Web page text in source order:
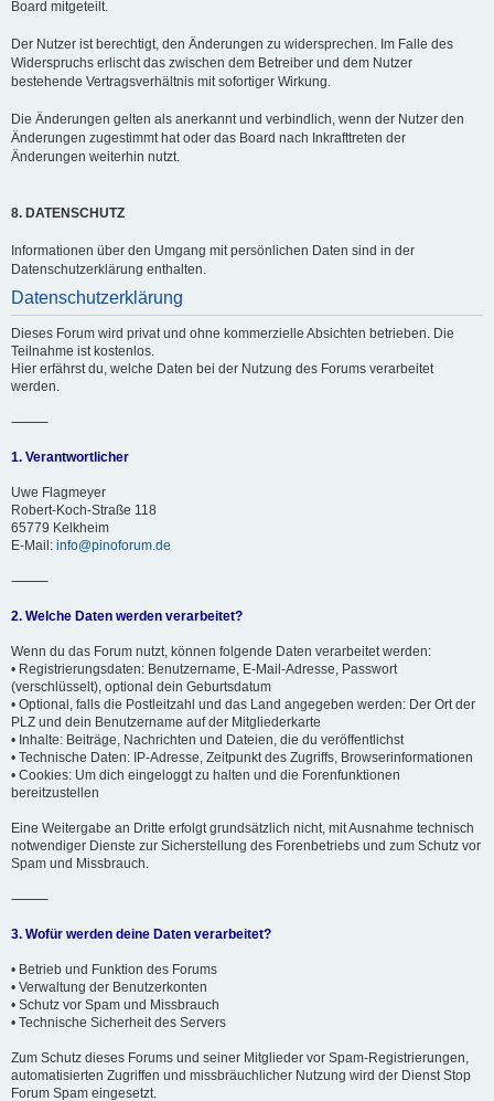
Board mitgeteilt.
Der Nutzer ist berechtigt, den Änderungen zu widersprechen. Im Falle des
Widerspruchs erlischt das zwischen dem Betreiber und dem Nutzer
bestehende Vertragsverhältnis mit sofortiger Wirkung.
Die Änderungen gelten als anerkannt und verbindlich, wenn der Nutzer den
Änderungen zugestimmt hat oder das Board nach Inkrafttreten der
Änderungen weiterhin nutzt.
8. DATENSCHUTZ
Informationen über den Umgang mit persönlichen Daten sind in der
Datenschutzerklärung enthalten.
Datenschutzerklärung
Dieses Forum wird privat und ohne kommerzielle Absichten betrieben. Die
Teilnahme ist kostenlos.
Hier erfährst du, welche Daten bei der Nutzung des Forums verarbeitet
werden.
⸻
1. Verantwortlicher
Uwe Flagmeyer
Robert-Koch-Straße 118
65779 Kelkheim
E-Mail: info@pinoforum.de
⸻
2. Welche Daten werden verarbeitet?
Wenn du das Forum nutzt, können folgende Daten verarbeitet werden:
• Registrierungsdaten: Benutzername, E-Mail-Adresse, Passwort
(verschlüsselt), optional dein Geburtsdatum
• Optional, falls die Postleitzahl und das Land angegeben werden: Der Ort der
PLZ und dein Benutzername auf der Mitgliederkarte
• Inhalte: Beiträge, Nachrichten und Dateien, die du veröffentlichst
• Technische Daten: IP-Adresse, Zeitpunkt des Zugriffs, Browserinformationen
• Cookies: Um dich eingeloggt zu halten und die Forenfunktionen
bereitzustellen
Eine Weitergabe an Dritte erfolgt grundsätzlich nicht, mit Ausnahme technisch
notwendiger Dienste zur Sicherstellung des Forenbetriebs und zum Schutz vor
Spam und Missbrauch.
⸻
3. Wofür werden deine Daten verarbeitet?
• Betrieb und Funktion des Forums
• Verwaltung der Benutzerkonten
• Schutz vor Spam und Missbrauch
• Technische Sicherheit des Servers
Zum Schutz dieses Forums und seiner Mitglieder vor Spam-Registrierungen,
automatisierten Zugriffen und missbräuchlicher Nutzung wird der Dienst Stop
Forum Spam eingesetzt.